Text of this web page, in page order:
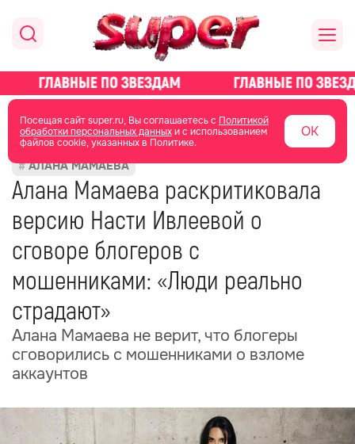
Посещая сайт super.ru, Вы соглашаетесь с Политикой
обработки персональных данныхи с использованием
файлов cookie, указанных в Политике.
ОК
главная новости о звездах новости
27 октября 2025
08:54
АЛАНА МАМАЕВА
Алана Мамаева раскритиковала
версию Насти Ивлеевой о
сговоре блогеров с
мошенниками: «Люди реально
страдают»
Алана Мамаева не верит, что блогеры
сговорились с мошенниками о взломе
аккаунтов